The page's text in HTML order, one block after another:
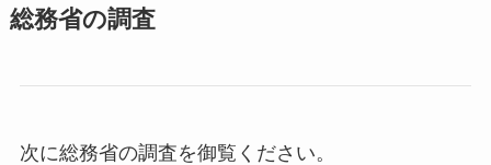
総務省の調査
次に総務省の調査を御覧ください。